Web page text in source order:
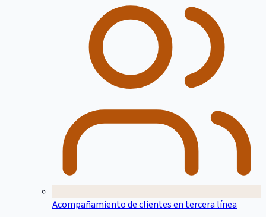
Acompañamiento de clientes en tercera línea